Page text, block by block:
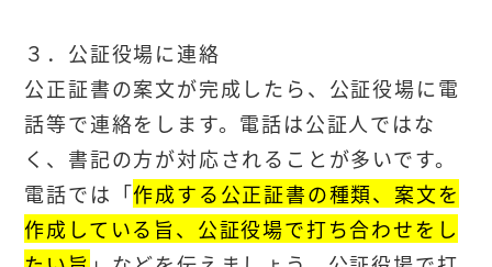
３．公証役場に連絡
公正証書の案文が完成したら、公証役場に電
話等で連絡をします。電話は公証人ではな
く、書記の方が対応されることが多いです。
電話では「作成する公正証書の種類、案文を
作成している旨、公証役場で打ち合わせをし